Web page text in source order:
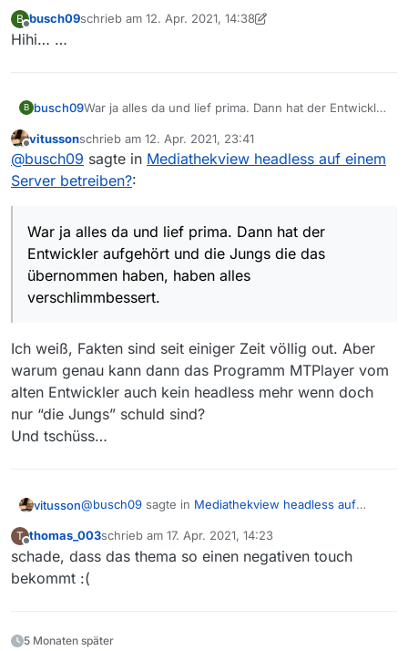
für alle Clients einstellen. Du solltest dann aber
B
Offline
busch09schrieb am 12. Apr. 2021, 14:38
zuletzt editiert von busch094. Dez. 2021, 16:47
Hihi… …
B busch09War ja alles da und lief prima. Dann hat der Entwickler
haben, haben alles verschlimmbessert. Und
unfreundlich und leicht reizbar sind sie obendrein.
Offline
vitussonschrieb am 12. Apr. 2021, 23:41
zuletzt editiert von
@busch09 sagte in Mediathekview headless auf einem
Server betreiben?:
War ja alles da und lief prima. Dann hat der
Entwickler aufgehört und die Jungs die das
übernommen haben, haben alles
verschlimmbessert.
Ich weiß, Fakten sind seit einiger Zeit völlig out. Aber
warum genau kann dann das Programm MTPlayer vom
alten Entwickler auch kein headless mehr wenn doch
nur “die Jungs” schuld sind?
Und tschüss…
vitusson@busch09 sagte in Mediathekview headless auf
War ja alles da und lief prima. Dann hat der
Ich weiß, Fakten sind seit einiger Zeit völlig out. Aber
doch nur “die Jungs” schuld sind?
T
Offline
thomas_003schrieb am 17. Apr. 2021, 14:23
zuletzt editiert von
schade, dass das thema so einen negativen touch
bekommt :(
5 Monaten später